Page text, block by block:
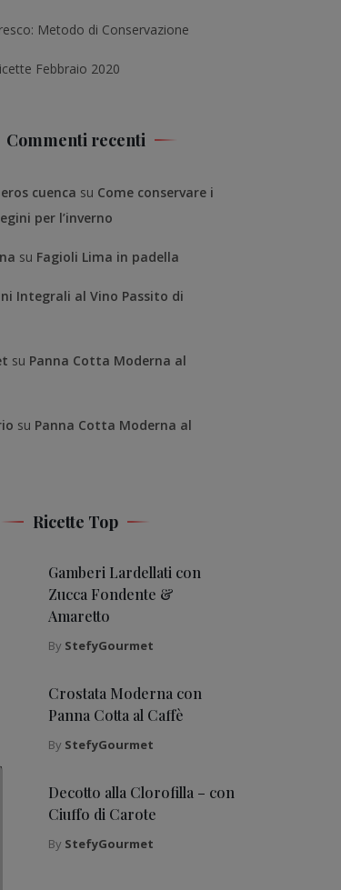
Metodo di Conservazione
Febbraio 2020
Commenti recenti
cuenca su Come conservare i
per l’inverno
su Fagioli Lima in padella
Integrali al Vino Passito di
su Panna Cotta Moderna al
su Panna Cotta Moderna al
Ricette Top
Gamberi Lardellati con
Zucca Fondente &
Amaretto
By StefyGourmet
Crostata Moderna con
Panna Cotta al Caffè
By StefyGourmet
Decotto alla Clorofilla – con
Ciuffo di Carote
By StefyGourmet